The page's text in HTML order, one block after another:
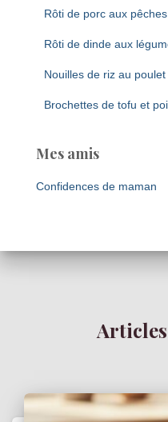
Rôti de porc aux pêches
Rôti de dinde aux
Nouilles de riz au
Brochettes de tofu et
Mes amis
Confidences de maman